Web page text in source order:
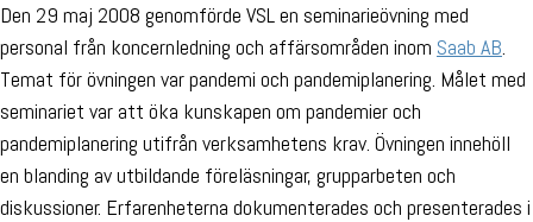
Den 29 maj 2008 genomförde VSL en seminarieövning med
personal från koncernledning och affärsområden inom Saab AB.
Temat för övningen var pandemi och pandemiplanering. Målet med
seminariet var att öka kunskapen om pandemier och
pandemiplanering utifrån verksamhetens krav. Övningen innehöll
en blanding av utbildande föreläsningar, grupparbeten och
diskussioner. Erfarenheterna dokumenterades och presenterades i